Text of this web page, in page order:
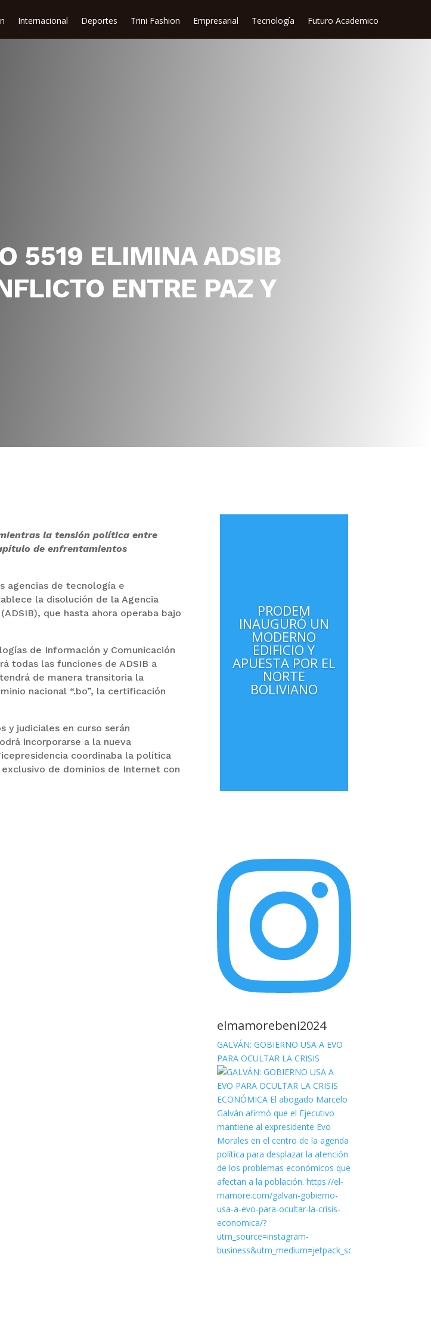
Internacional Deportes Trini Fashion Empresarial Tecnología Futuro Academico
5519 ELIMINA ADSIB
ENTRE PAZ Y
la tensión política entre
de enfrentamientos
agencias de tecnología e
la disolución de la Agencia
que hasta ahora operaba bajo
de Información y Comunicación
todas las funciones de ADSIB a
de manera transitoria la
nacional “.bo”, la certificación
y judiciales en curso serán
incorporarse a la nueva
coordinaba la política
de dominios de Internet con
PRODEM
INAUGURÓ UN
MODERNO
EDIFICIO Y
APUESTA POR EL
NORTE
BOLIVIANO
elmamorebeni2024
GALVÁN: GOBIERNO USA A EVO
PARA OCULTAR LA CRISIS